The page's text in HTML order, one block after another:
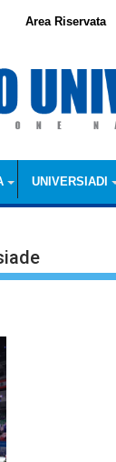
UNIVERSIADI
Area Riservata